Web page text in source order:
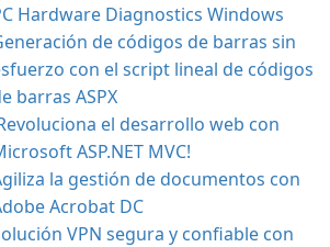
Hardware Diagnostics Windows
de códigos de barras sin
con el script lineal de códigos
barras ASPX
el desarrollo web con
ASP.NET MVC!
la gestión de documentos con
Acrobat DC
VPN segura y confiable con